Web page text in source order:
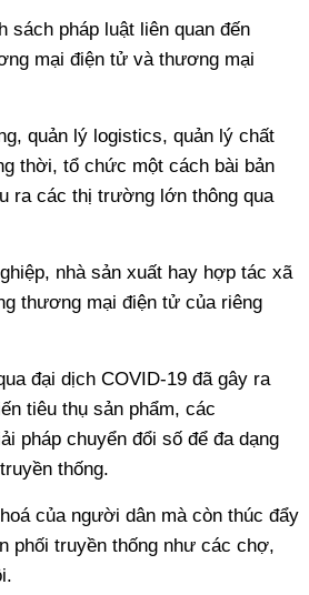
pháp luật liên quan đến
mại điện tử và thương mại
quản lý logistics, quản lý chất
thời, tổ chức một cách bài bản
ra các thị trường lớn thông qua
nhà sản xuất hay hợp tác xã
thương mại điện tử của riêng
đại dịch COVID-19 đã gây ra
tiêu thụ sản phẩm, các
pháp chuyển đổi số để đa dạng
thống.
của người dân mà còn thúc đẩy
phối truyền thống như các chợ,